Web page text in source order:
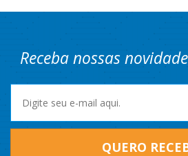
Receba nossas
QUERO